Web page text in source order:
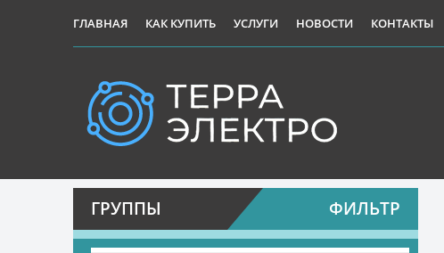
ГЛАВНАЯ КАК КУПИТЬ УСЛУГИ НОВОСТИ КОНТАКТЫ
ГРУППЫ ФИЛЬТР